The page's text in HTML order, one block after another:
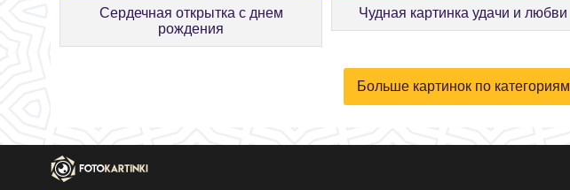
Сердечная открытка с днем
рождения
Чудная картинка удачи и любви
Больше картинок по категориям